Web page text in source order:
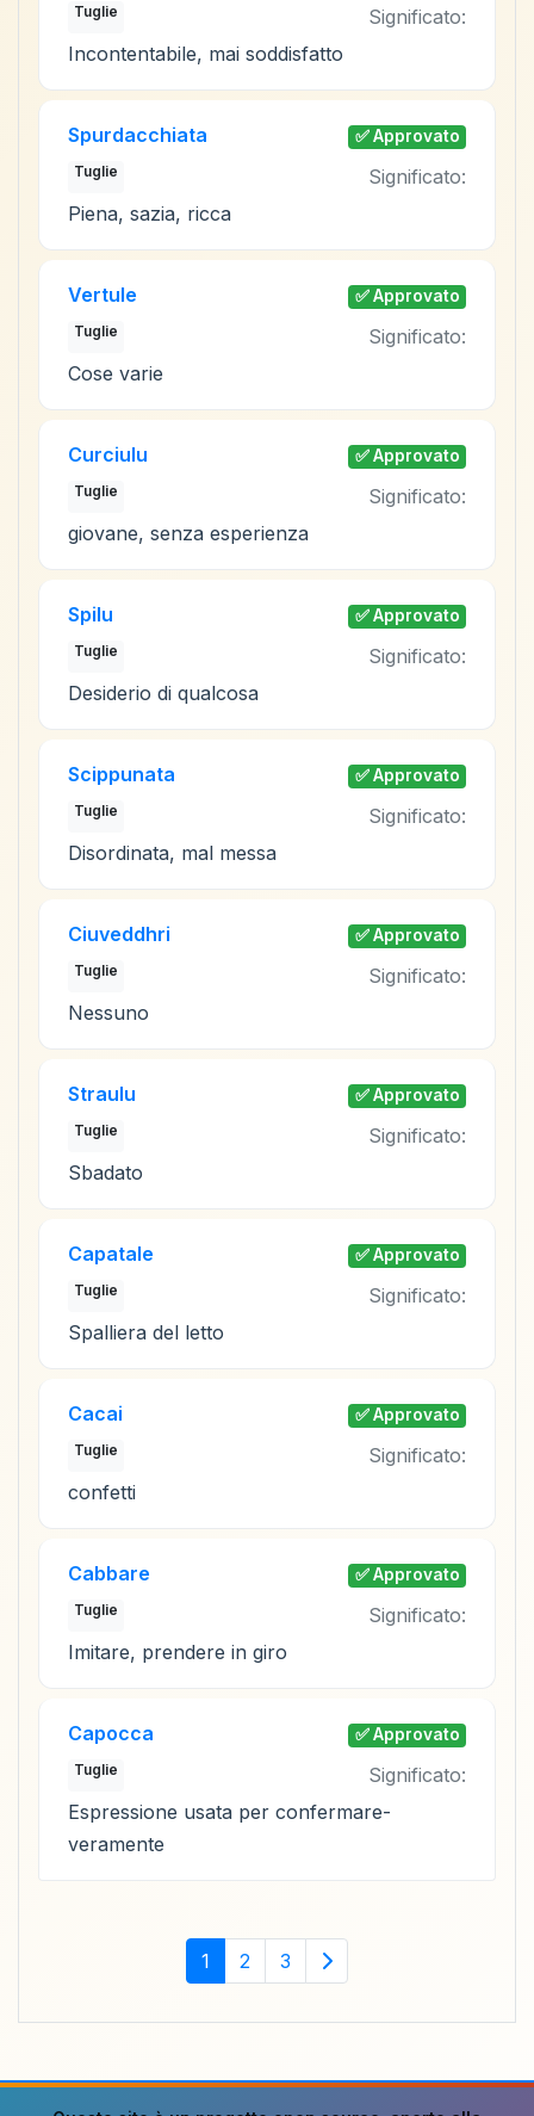
Tuglie
Significato:
Incontentabile, mai soddisfatto
Spurdacchiata ✅ Approvato
Tuglie
Significato:
Piena, sazia, ricca
Vertule ✅ Approvato
Tuglie
Significato:
Cose varie
Curciulu ✅ Approvato
Tuglie
Significato:
giovane, senza esperienza
Spilu ✅ Approvato
Tuglie
Significato:
Desiderio di qualcosa
Scippunata ✅ Approvato
Tuglie
Significato:
Disordinata, mal messa
Ciuveddhri ✅ Approvato
Tuglie
Significato:
Nessuno
Straulu ✅ Approvato
Tuglie
Significato:
Sbadato
Capatale ✅ Approvato
Tuglie
Significato:
Spalliera del letto
Cacai ✅ Approvato
Tuglie
Significato:
confetti
Cabbare ✅ Approvato
Tuglie
Significato:
Imitare, prendere in giro
Capocca ✅ Approvato
Tuglie
Significato:
Espressione usata per confermare-
veramente
1 2 3